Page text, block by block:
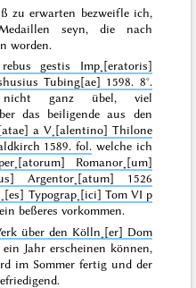
zu erwarten bezweifle ich,
seyn, die nach
worden.
gestis Imp˖[eratoris]
Tubing[ae] 1598. 8°.
ganz übel, viel
das beiligende aus den
a V˖[alentino] Thilone
1589. fol. welche ich
Romanor˖[um]
Argentor˖[atum] 1526
Typograp˖[ici] Tom VI p
beßeres vorkommen.
über den Kölln˖[er] Dom
Jahr erscheinen können,
im Sommer fertig und der